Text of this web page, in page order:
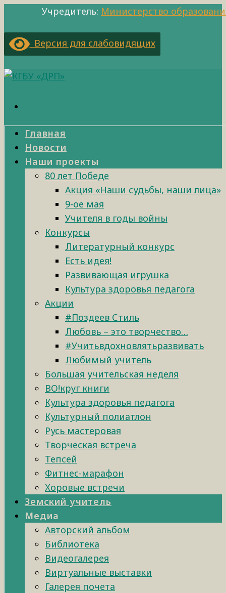
Учредитель: Министерство
Версия для слабовидящих
Главная
Новости
Наши проекты
80 лет Победе
Акция «Наши судьбы, наши лица»
9-ое мая
Учителя в годы войны
Конкурсы
Литературный конкурс
Есть идея!
Развивающая игрушка
Культура здоровья педагога
Акции
#Поздеев Стиль
Любовь – это творчество…
#Учитьвдохновлятьразвивать
Любимый учитель
Большая учительская неделя
ВО!круг книги
Культура здоровья педагога
Культурный полиатлон
Русь мастеровая
Творческая встреча
Тепсей
Фитнес-марафон
Хоровые встречи
Земский учитель
Медиа
Авторский альбом
Библиотека
Видеогалерея
Виртуальные выставки
Галерея почета